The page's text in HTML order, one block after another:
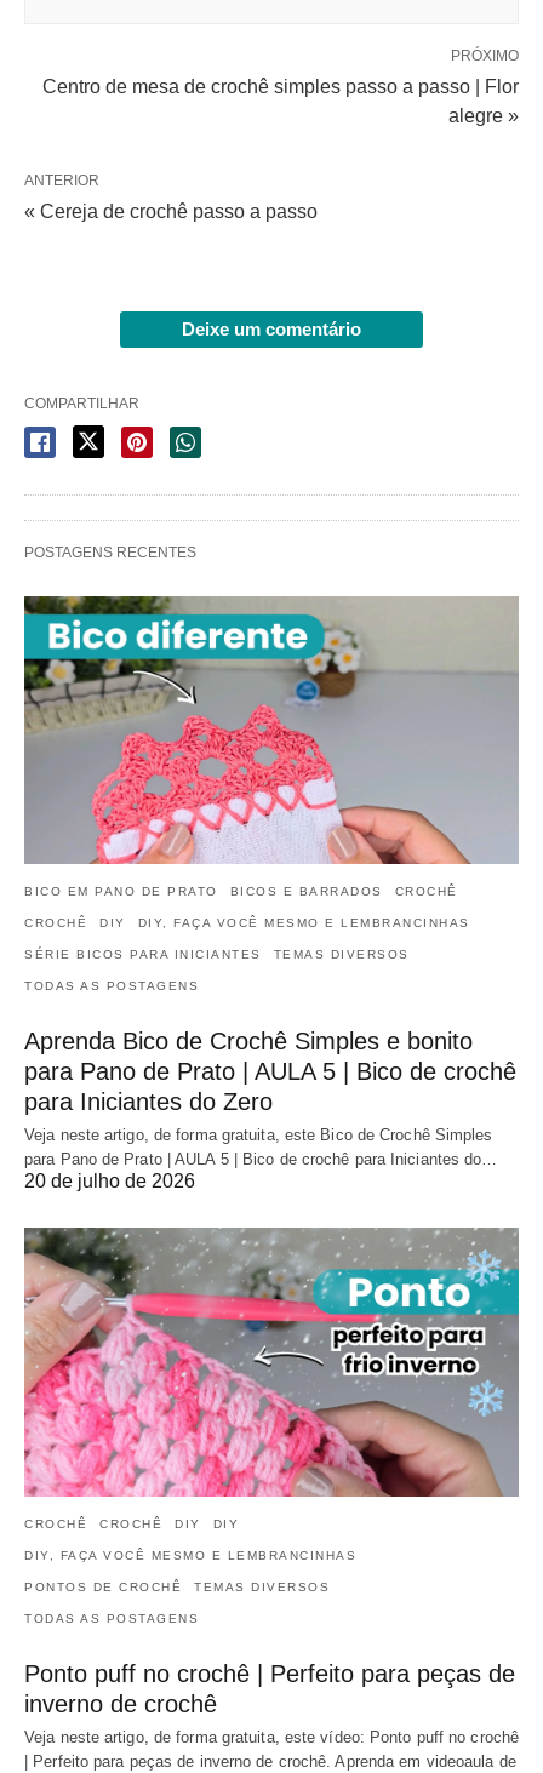
PRÓXIMO
Centro de mesa de crochê simples passo a passo | Flor
alegre »
ANTERIOR
« Cereja de crochê passo a passo
Deixe um comentário
COMPARTILHAR
POSTAGENS RECENTES
BICO EM PANO DE PRATO BICOS E BARRADOS CROCHÊ
CROCHÊ DIY DIY, FAÇA VOCÊ MESMO E LEMBRANCINHAS
SÉRIE BICOS PARA INICIANTES TEMAS DIVERSOS
TODAS AS POSTAGENS
Aprenda Bico de Crochê Simples e bonito
para Pano de Prato | AULA 5 | Bico de crochê
para Iniciantes do Zero
Veja neste artigo, de forma gratuita, este Bico de Crochê Simples
para Pano de Prato | AULA 5 | Bico de crochê para Iniciantes do…
20 de julho de 2026
CROCHÊ CROCHÊ DIY DIY
DIY, FAÇA VOCÊ MESMO E LEMBRANCINHAS
PONTOS DE CROCHÊ TEMAS DIVERSOS
TODAS AS POSTAGENS
Ponto puff no crochê | Perfeito para peças de
inverno de crochê
Veja neste artigo, de forma gratuita, este vídeo: Ponto puff no crochê
| Perfeito para peças de inverno de crochê. Aprenda em videoaula de